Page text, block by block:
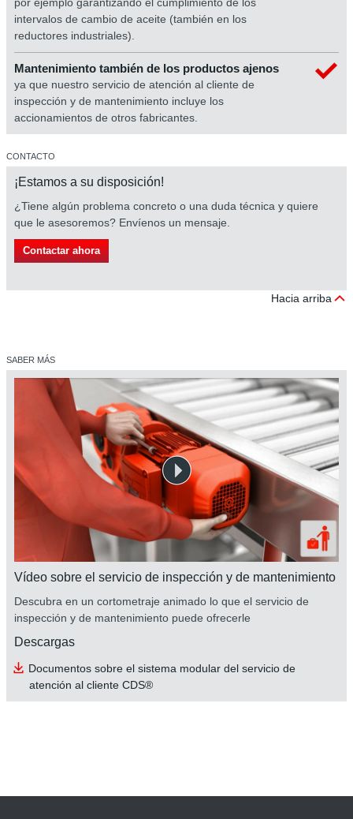
intervalos de cambio de aceite (también en los
reductores industriales).
Mantenimiento también de los productos ajenos
ya que nuestro servicio de atención al cliente de
inspección y de mantenimiento incluye los
accionamientos de otros fabricantes.
CONTACTO
¡Estamos a su disposición!
¿Tiene algún problema concreto o una duda técnica y quiere
que le asesoremos? Envíenos un mensaje.
Contactar ahora
Hacia arriba
SABER MÁS
Vídeo sobre el servicio de inspección y de mantenimiento
Descubra en un cortometraje animado lo que el servicio de
inspección y de mantenimiento puede ofrecerle
Descargas
Documentos sobre el sistema modular del servicio de
atención al cliente CDS®